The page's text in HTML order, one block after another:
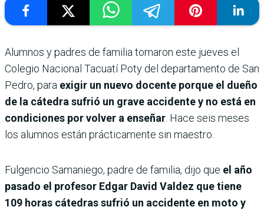
Alumnos y padres de familia tomaron este jueves el
Colegio Nacional Tacuatí Poty del departamento de San
Pedro, para exigir un nuevo docente porque el dueño
de la cátedra sufrió un grave accidente y no está en
condiciones por volver a enseñar. Hace seis meses
los alumnos están prácticamente sin maestro.
Fulgencio Samaniego, padre de familia, dijo que el año
pasado el profesor Edgar David Valdez que tiene
109 horas cátedras sufrió un accidente en moto y